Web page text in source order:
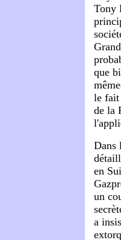
Tony
que
le fait
de la
Dans
en
un
a